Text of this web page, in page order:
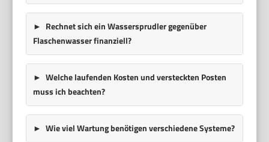
Rechnet sich ein Wassersprudler gegenüber
Flaschenwasser finanziell?
Welche laufenden Kosten und versteckten Posten
muss ich beachten?
Wie viel Wartung benötigen verschiedene Systeme?